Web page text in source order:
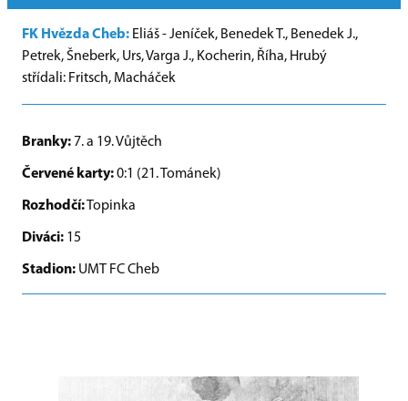
FK Hvězda Cheb: Eliáš - Jeníček, Benedek T., Benedek J.,
Petrek, Šneberk, Urs, Varga J., Kocherin, Říha, Hrubý
střídali: Fritsch, Macháček
Branky: 7. a 19. Vůjtěch
Červené karty:0:1 (21. Tománek)
Rozhodčí:Topinka
Diváci: 15
Stadion: UMT FC Cheb